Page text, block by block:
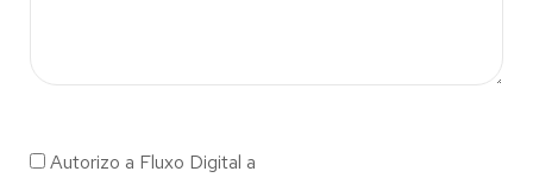
Autorizo a Fluxo Digital a